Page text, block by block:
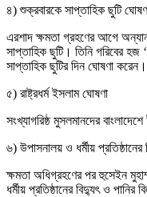
৪) শুক্রবারকে সাপ্তাহিক ছুটি
এরশাদ ক্ষমতা গ্রহণের আগে
সাপ্তাহিক ছুটি। তিনি গরিবের হজ
সাপ্তাহিক ছুটির দিন ঘোষণা করেন।
৫) রাষ্ট্রধর্ম ইসলাম ঘোষণা
সংখ্যাগরিষ্ঠ মুসলমানদের
৬) উপাসনালয় ও ধর্মীয়
ক্ষমতা অধিগ্রহণের পর হুসেইন
ধর্মীয় প্রতিষ্ঠানের বিদ্যুৎ ও